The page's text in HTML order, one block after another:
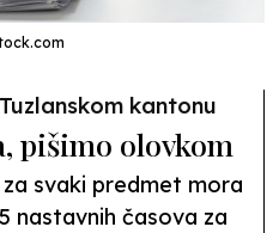
kantonu
pišimo olovkom
svaki predmet mora
nastavnih časova za